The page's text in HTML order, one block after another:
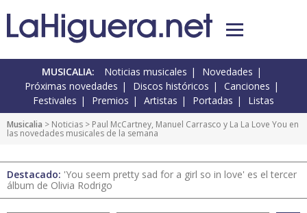
MUSICALIA: Noticias musicales
Novedades
Próximas novedades
Discos históricos
Canciones
Festivales
Premios Artistas Portadas Listas
Musicalia > Noticias > Paul McCartney, Manuel Carrasco y La La Love You en
las novedades musicales de la semana
Destacado: 'You seem pretty sad for a girl so in love' es el tercer
álbum de Olivia Rodrigo